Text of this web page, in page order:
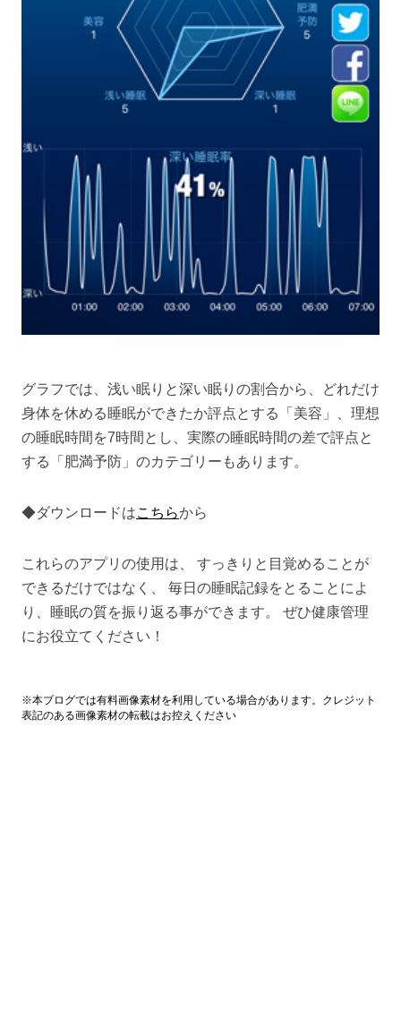
グラフでは、浅い眠りと深い眠りの割合から、どれだけ
身体を休める睡眠ができたか評点とする「美容」、理想
の睡眠時間を7時間とし、実際の睡眠時間の差で評点と
する「肥満予防」のカテゴリーもあります。
◆ダウンロードはこちらから
これらのアプリの使用は、 すっきりと目覚めることが
できるだけではなく、 毎日の睡眠記録をとることによ
り、睡眠の質を振り返る事ができます。 ぜひ健康管理
にお役立てください！
※本ブログでは有料画像素材を利用している場合があります。クレジット
表記のある画像素材の転載はお控えください